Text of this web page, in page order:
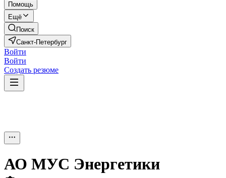
Помощь
Ещё
Поиск
Санкт-Петербург
Войти
Войти
Создать резюме
АО МУС Энергетики